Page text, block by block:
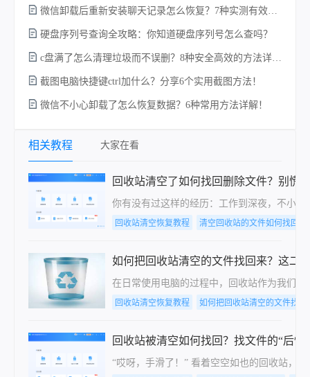
微信卸载后重新安装聊天记录怎么恢复？7种实测有效的恢复方案详解！
硬盘序列号查询全攻略：你知道硬盘序列号怎么查吗？
c盘满了怎么清理垃圾而不误删？8种安全高效的方法详解+误删恢复指南！
截图电脑快捷键ctrl加什么？分享6个实用截图方法！
微信不小心卸载了怎么恢复数据？6种常用方法详解！
相关教程 大家在看
回收站清空了如何找回删除文件？别慌
你有没有过这样的经历：工作到深夜，不小
回收站清空恢复教程 清空回收站的文件如何找回
如何把回收站清空的文件找回来？这二
在日常使用电脑的过程中，回收站作为我们
回收站清空恢复教程 如何把回收站清空的文件找回
回收站被清空如何找回？找文件的“后悔
“哎呀，手滑了！” 看着空空如也的回收站，